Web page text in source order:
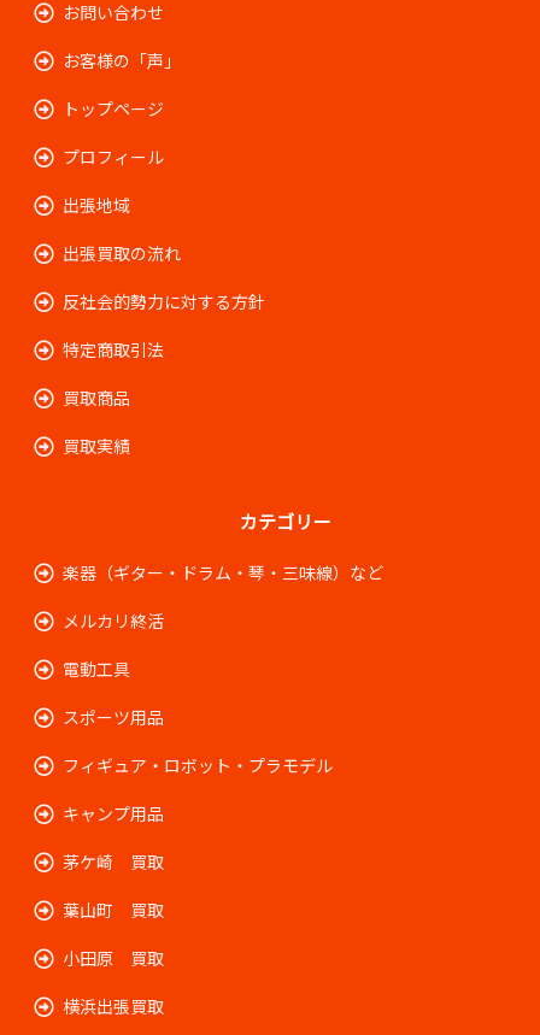
お問い合わせ
お客様の「声」
トップページ
プロフィール
出張地域
出張買取の流れ
反社会的勢力に対する方針
特定商取引法
買取商品
買取実績
カテゴリー
楽器（ギター・ドラム・琴・三味線）など
メルカリ終活
電動工具
スポーツ用品
フィギュア・ロボット・プラモデル
キャンプ用品
茅ケ崎 買取
葉山町 買取
小田原 買取
横浜出張買取